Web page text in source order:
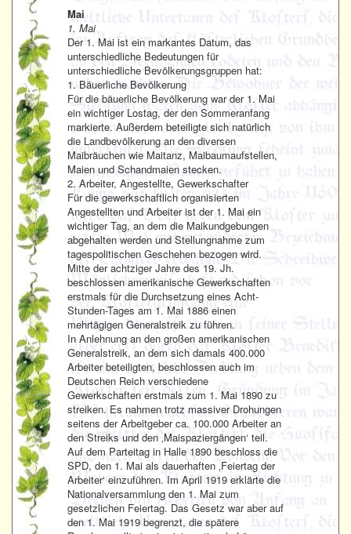
Mai
1. Mai
Der 1. Mai ist ein markantes Datum, das
unterschiedliche Bedeutungen für
unterschiedliche Bevölkerungsgruppen hat:
1. Bäuerliche Bevölkerung
Für die bäuerliche Bevölkerung war der 1. Mai
ein wichtiger Lostag, der den Sommeranfang
markierte. Außerdem beteiligte sich natürlich
die Landbevölkerung an den diversen
Maibräuchen wie Maitanz, Maibaumaufstellen,
Maien und Schandmaien stecken.
2. Arbeiter, Angestellte, Gewerkschafter
Für die gewerkschaftlich organisierten
Angestellten und Arbeiter ist der 1. Mai ein
wichtiger Tag, an dem die Maikundgebungen
abgehalten werden und Stellungnahme zum
tagespolitischen Geschehen bezogen wird.
Mitte der achtziger Jahre des 19. Jh.
beschlossen amerikanische Gewerkschaften
erstmals für die Durchsetzung eines Acht-
Stunden-Tages am 1. Mai 1886 einen
mehrtägigen Generalstreik zu führen.
In Anlehnung an den großen amerikanischen
Generalstreik, an dem sich damals 400.000
Arbeiter beteiligten, beschlossen auch im
Deutschen Reich verschiedene
Gewerkschaften erstmals zum 1. Mai 1890 zu
streiken. Es nahmen trotz massiver Drohungen
seitens der Arbeitgeber ca. 100.000 Arbeiter an
den Streiks und den ‚Maispaziergängen‘ teil.
Auf dem Parteitag in Halle 1890 beschloss die
SPD, den 1. Mai als dauerhaften ‚Feiertag der
Arbeiter‘ einzuführen. Im April 1919 erklärte die
Nationalversammlung den 1. Mai zum
gesetzlichen Feiertag. Das Gesetz war aber auf
den 1. Mai 1919 begrenzt, die spätere